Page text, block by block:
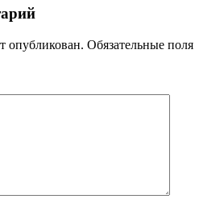
опубликован. Обязательные поля